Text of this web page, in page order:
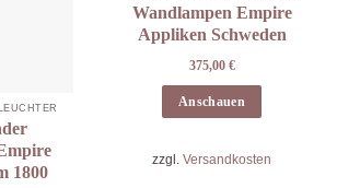
1800
Wandlampen Empire
Appliken Schweden
375,00 €
Anschauen
zzgl. Versandkosten